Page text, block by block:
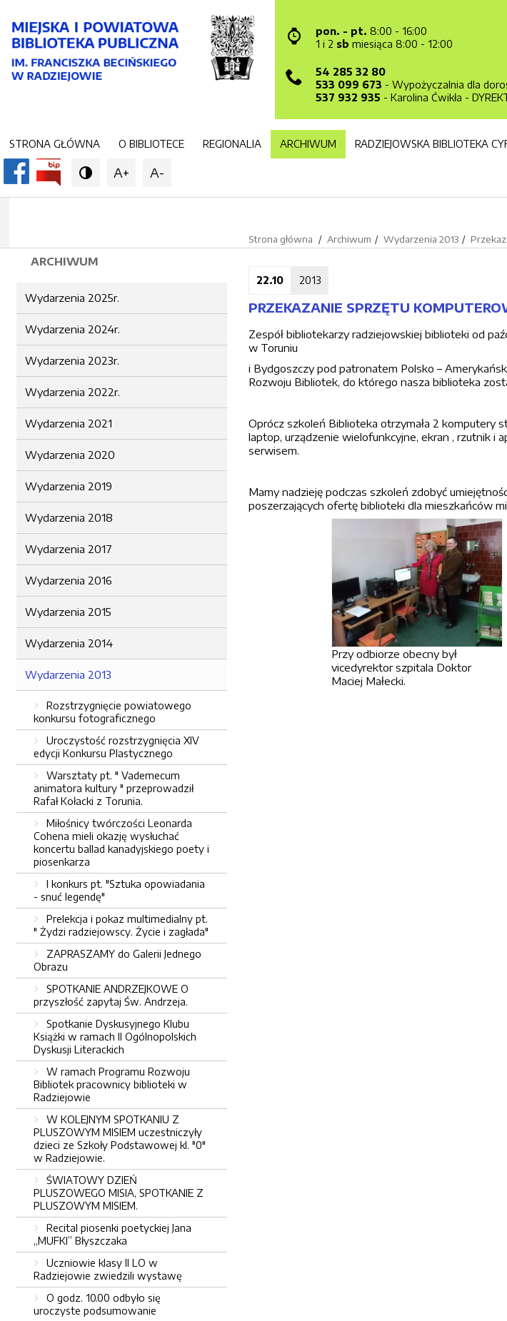
pon. - pt. 8:00 - 16:00
1 i 2 sb miesiąca 8:00 - 12:00
54 285 32 80
533 099 673 - Wypożyczalnia dla
537 932 935 - Karolina Ćwikła -
STRONA GŁÓWNA O BIBLIOTECE REGIONALIA ARCHIWUM RADZIEJOWSKA BIBLIOTEKA
 A+ A-
ARCHIWUM
Wydarzenia 2025r.
Wydarzenia 2024r.
Wydarzenia 2023r.
Wydarzenia 2022r.
Wydarzenia 2021
Wydarzenia 2020
Wydarzenia 2019
Wydarzenia 2018
Wydarzenia 2017
Wydarzenia 2016
Wydarzenia 2015
Wydarzenia 2014
Wydarzenia 2013
Rozstrzygnięcie powiatowego
konkursu fotograficznego
Uroczystość rozstrzygnięcia XIV
edycji Konkursu Plastycznego
Warsztaty pt. " Vademecum
animatora kultury " przeprowadził
Rafał Kołacki z Torunia.
Miłośnicy twórczości Leonarda
Cohena mieli okazję wysłuchać
koncertu ballad kanadyjskiego poety i
piosenkarza
I konkurs pt. "Sztuka opowiadania
- snuć legendę"
Prelekcja i pokaz multimedialny pt.
" Żydzi radziejowscy. Życie i zagłada"
ZAPRASZAMY do Galerii Jednego
Obrazu
SPOTKANIE ANDRZEJKOWE O
przyszłość zapytaj Św. Andrzeja.
Spotkanie Dyskusyjnego Klubu
Książki w ramach II Ogólnopolskich
Dyskusji Literackich
W ramach Programu Rozwoju
Bibliotek pracownicy biblioteki w
Radziejowie
W KOLEJNYM SPOTKANIU Z
PLUSZOWYM MISIEM uczestniczyły
dzieci ze Szkoły Podstawowej kl. "0"
w Radziejowie.
ŚWIATOWY DZIEŃ
PLUSZOWEGO MISIA, SPOTKANIE Z
PLUSZOWYM MISIEM.
Recital piosenki poetyckiej Jana
„MUFKI” Błyszczaka
Uczniowie klasy II LO w
Radziejowie zwiedzili wystawę
O godz. 10.00 odbyło się
uroczyste podsumowanie
Strona główna Archiwum Wydarzenia 2013
22.10 2013
PRZEKAZANIE SPRZĘTU
Zespół bibliotekarzy radziejowskiej biblioteki od
w Toruniu
i Bydgoszczy pod patronatem Polsko –
Rozwoju Bibliotek, do którego nasza biblioteka
Oprócz szkoleń Biblioteka otrzymała 2 komputery
laptop, urządzenie wielofunkcyjne, ekran , rzutnik i
serwisem.
Mamy nadzieję podczas szkoleń zdobyć
poszerzających ofertę biblioteki dla mieszkańców
Przy odbiorze obecny był
vicedyrektor szpitala Doktor
Maciej Małecki.